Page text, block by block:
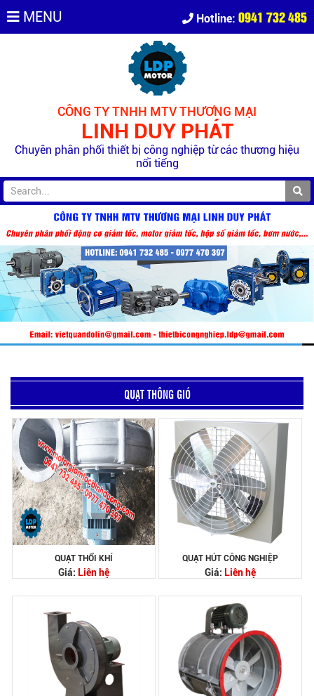
MENU Hotline: 0941 732 485
CÔNG TY TNHH MTV THƯƠNG MẠI
LINH DUY PHÁT
Chuyên phân phối thiết bị công nghiệp từ các thương hiệu
nổi tiếng
QUẠT THÔNG GIÓ
QUẠT THỔI KHÍ
Giá: Liên hệ
QUẠT HÚT CÔNG NGHIỆP
Giá: Liên hệ